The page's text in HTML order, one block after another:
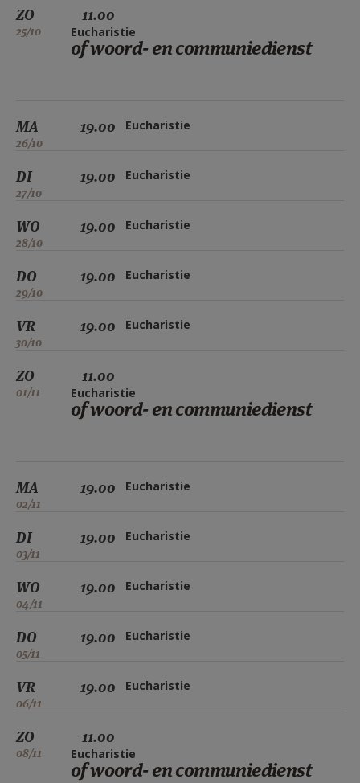
ZO
25/10
11.00
Eucharistie
of woord- en communiedienst
MA
26/10
19.00 Eucharistie
DI
27/10
19.00 Eucharistie
WO
28/10
19.00 Eucharistie
DO
29/10
19.00 Eucharistie
VR
30/10
19.00 Eucharistie
ZO
01/11
11.00
Eucharistie
of woord- en communiedienst
MA
02/11
19.00 Eucharistie
DI
03/11
19.00 Eucharistie
WO
04/11
19.00 Eucharistie
DO
05/11
19.00 Eucharistie
VR
06/11
19.00 Eucharistie
ZO
08/11
11.00
Eucharistie
of woord- en communiedienst